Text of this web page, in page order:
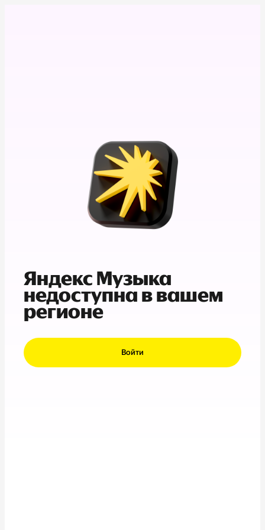
Яндекс Музыка
недоступна в вашем
регионе
Войти